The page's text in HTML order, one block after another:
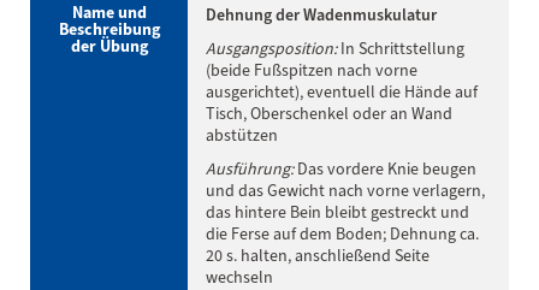
Name und
Beschreibung
der Übung
Dehnung der Wadenmuskulatur
Ausgangsposition:In Schrittstellung
(beide Fußspitzen nach vorne
ausgerichtet), eventuell die Hände auf
Tisch, Oberschenkel oder an Wand
abstützen
Ausführung:Das vordere Knie beugen
und das Gewicht nach vorne verlagern,
das hintere Bein bleibt gestreckt und
die Ferse auf dem Boden; Dehnung ca.
20 s. halten, anschließend Seite
wechseln